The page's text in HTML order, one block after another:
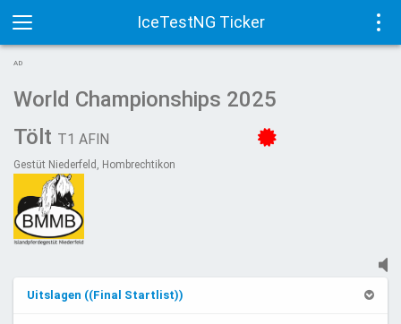
IceTestNG Ticker
Toggle
navigation
AD
World Championships 2025
Tölt T1 AFIN
Gestüt Niederfeld, Hombrechtikon
Uitslagen ((Final Startlist))